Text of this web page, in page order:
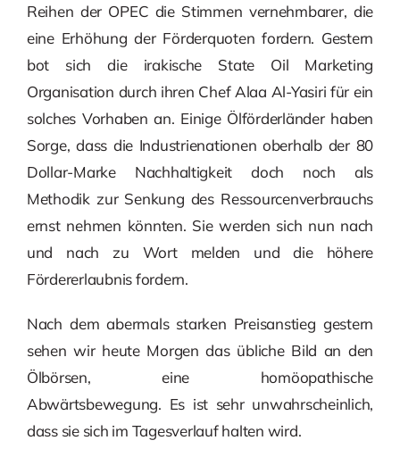
Reihen der OPEC die Stimmen vernehmbarer, die
eine Erhöhung der Förderquoten fordern. Gestern
bot sich die irakische State Oil Marketing
Organisation durch ihren Chef Alaa Al-Yasiri für ein
solches Vorhaben an. Einige Ölförderländer haben
Sorge, dass die Industrienationen oberhalb der 80
Dollar-Marke Nachhaltigkeit doch noch als
Methodik zur Senkung des Ressourcenverbrauchs
ernst nehmen könnten. Sie werden sich nun nach
und nach zu Wort melden und die höhere
Fördererlaubnis fordern.
Nach dem abermals starken Preisanstieg gestern
sehen wir heute Morgen das übliche Bild an den
Ölbörsen, eine homöopathische
Abwärtsbewegung. Es ist sehr unwahrscheinlich,
dass sie sich im Tagesverlauf halten wird.